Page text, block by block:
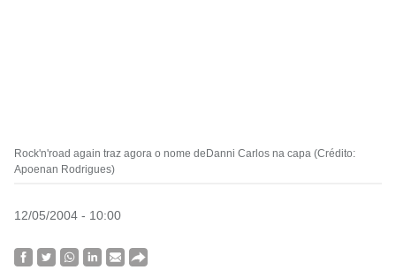
Rock'n'road again traz agora o nome deDanni Carlos na capa (Crédito:
Apoenan Rodrigues)
12/05/2004 - 10:00